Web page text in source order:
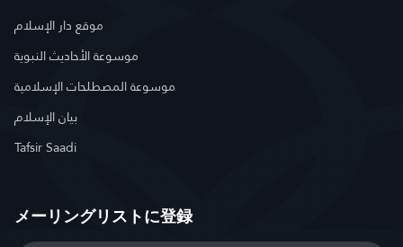
موقع دار الإسلام
موسوعة الأحاديث النبوية
موسوعة المصطلحات الإسلامية
بيان الإسلام
Tafsir Saadi
メーリングリストに登録